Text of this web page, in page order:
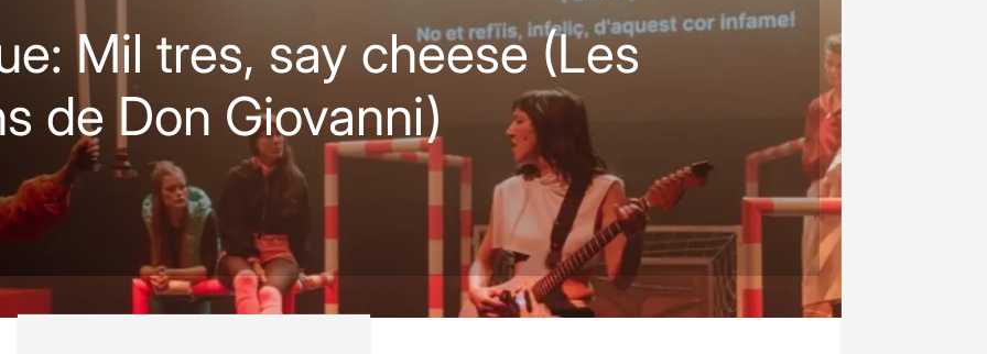
Mil tres, say cheese (Les
de Don Giovanni)